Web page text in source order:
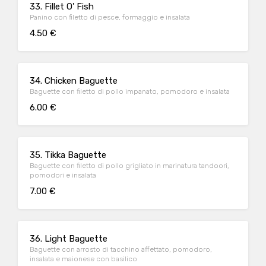
33. Fillet O' Fish
Panino con filetto di pesce, formaggio e insalata
4.50 €
34. Chicken Baguette
Baguette con filetto di pollo impanato, pomodoro e insalata
6.00 €
35. Tikka Baguette
Baguette con filetto di pollo grigliato in marinatura tandoori,
pomodori e insalata
7.00 €
36. Light Baguette
Baguette con arrosto di tacchino affettato, pomodoro,
insalata e maionese con basilico